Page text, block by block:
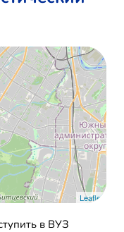
Leaflet
в ВУЗ